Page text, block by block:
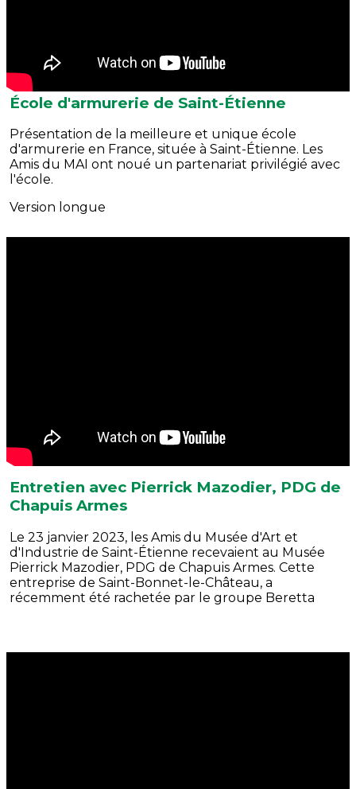
École d'armurerie de Saint-Étienne
Présentation de la meilleure et unique école
d'armurerie en France, située à Saint-Étienne. Les
Amis du MAI ont noué un partenariat privilégié avec
l'école.
Version longue
Entretien avec Pierrick Mazodier, PDG de
Chapuis Armes
Le 23 janvier 2023, les Amis du Musée d'Art et
d'Industrie de Saint-Étienne recevaient au Musée
Pierrick Mazodier, PDG de Chapuis Armes. Cette
entreprise de Saint-Bonnet-le-Château, a
récemment été rachetée par le groupe Beretta